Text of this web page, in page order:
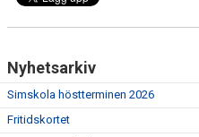
Nyhetsarkiv
Simskola höstterminen 2026
Fritidskortet